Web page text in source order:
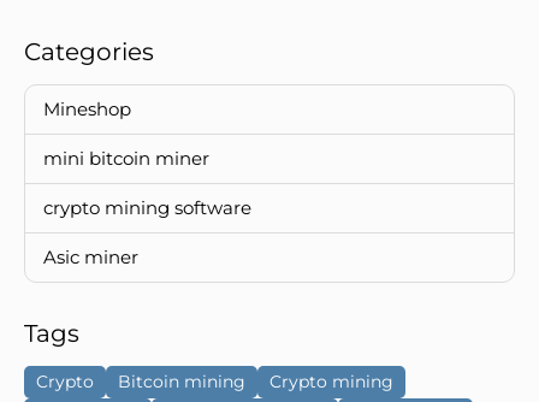
Categories
Mineshop
mini bitcoin miner
crypto mining software
Asic miner
Tags
Crypto Bitcoin mining
Crypto mining